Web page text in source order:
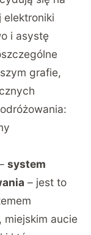
elektroniki
i asystę
grafie,
system
– jest to
miejskim aucie